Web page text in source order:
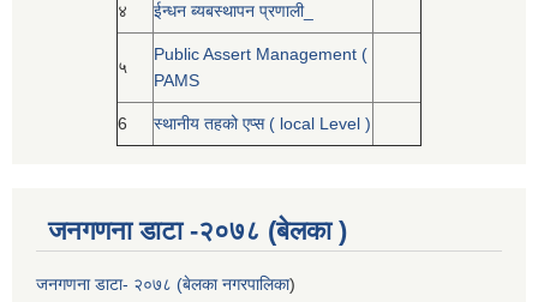
४ ईन्धन ब्यबस्थापन प्रणाली_
५
Public Assert Management (
PAMS
6 स्थानीय तहको एप्स ( local Level )
जनगणना डाटा -२०७८ (बेलका )
जनगणना डाटा- २०७८ (बेलका नगरपालिका)